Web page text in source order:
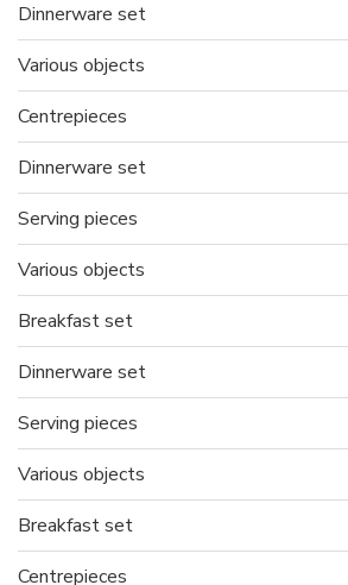
Dinnerware set
Various objects
Centrepieces
Dinnerware set
Serving pieces
Various objects
Breakfast set
Dinnerware set
Serving pieces
Various objects
Breakfast set
Centrepieces